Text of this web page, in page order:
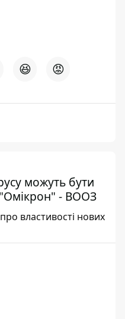
😆 😡
можуть бути
- ВООЗ
властивості нових